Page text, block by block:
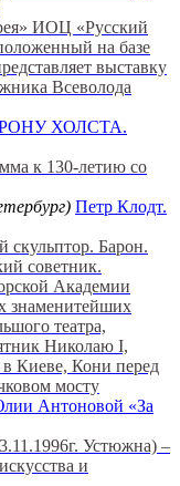
ИОЦ «Русский
на базе
выставку
Всеволода
ХОЛСТА.
к 130-летию со
Петр Клодт.
скульптор. Барон.
советник.
Академии
знаменитейших
театра,
Николаю I,
Киеве, Кони перед
мосту
Антоновой «За
Устюжна) –
и